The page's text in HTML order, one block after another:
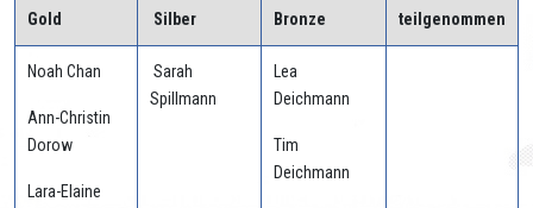
Gold Silber Bronze teilgenommen
Noah Chan
Ann-Christin
Dorow
Lara-Elaine
Sarah
Spillmann
Lea
Deichmann
Tim
Deichmann